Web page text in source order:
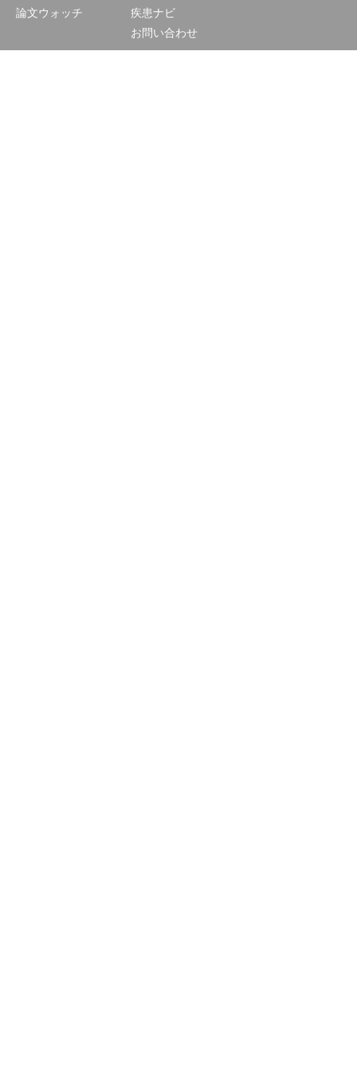
論文ウォッチ
疾患ナビ
お問い合わせ